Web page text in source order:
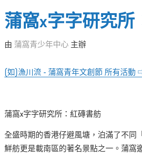
蒲窩x字字研究所
由 蒲窩青少年中心 主辦
(如)漁川流 - 蒲窩青年文創節 所有活動
蒲窩x字字研究所：紅磚書舫
全盛時期的香港仔避風塘，泊滿了不同
鮮舫更是載南區的著名景點之一。蒲窩